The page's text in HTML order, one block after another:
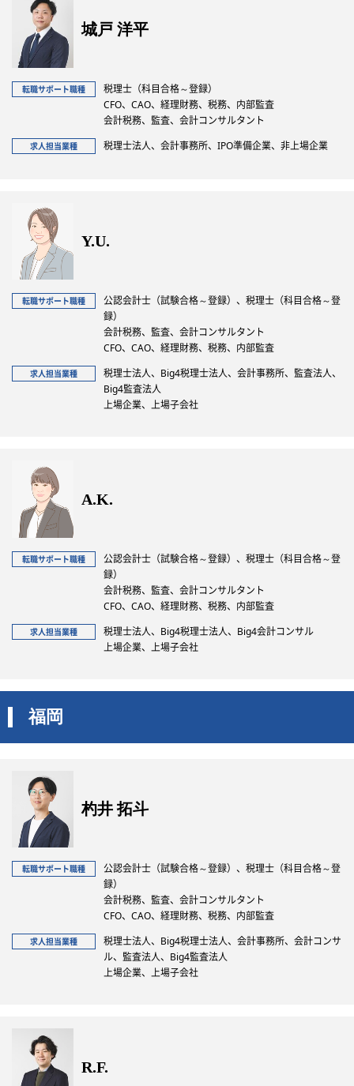
城戸 洋平
転職サポート職種
税理士（科目合格～登録）
CFO、CAO、経理財務、税務、内部監査
会計税務、監査、会計コンサルタント
求人担当業種 税理士法人、会計事務所、IPO準備企業、非上場企業
Y.U.
転職サポート職種
公認会計士（試験合格～登録）、税理士（科目合格～登
録）
会計税務、監査、会計コンサルタント
CFO、CAO、経理財務、税務、内部監査
求人担当業種
税理士法人、Big4税理士法人、会計事務所、監査法人、
Big4監査法人
上場企業、上場子会社
A.K.
転職サポート職種
公認会計士（試験合格～登録）、税理士（科目合格～登
録）
会計税務、監査、会計コンサルタント
CFO、CAO、経理財務、税務、内部監査
求人担当業種
税理士法人、Big4税理士法人、Big4会計コンサル
上場企業、上場子会社
福岡
杓井 拓斗
転職サポート職種
公認会計士（試験合格～登録）、税理士（科目合格～登
録）
会計税務、監査、会計コンサルタント
CFO、CAO、経理財務、税務、内部監査
求人担当業種
税理士法人、Big4税理士法人、会計事務所、会計コンサ
ル、監査法人、Big4監査法人
上場企業、上場子会社
R.F.